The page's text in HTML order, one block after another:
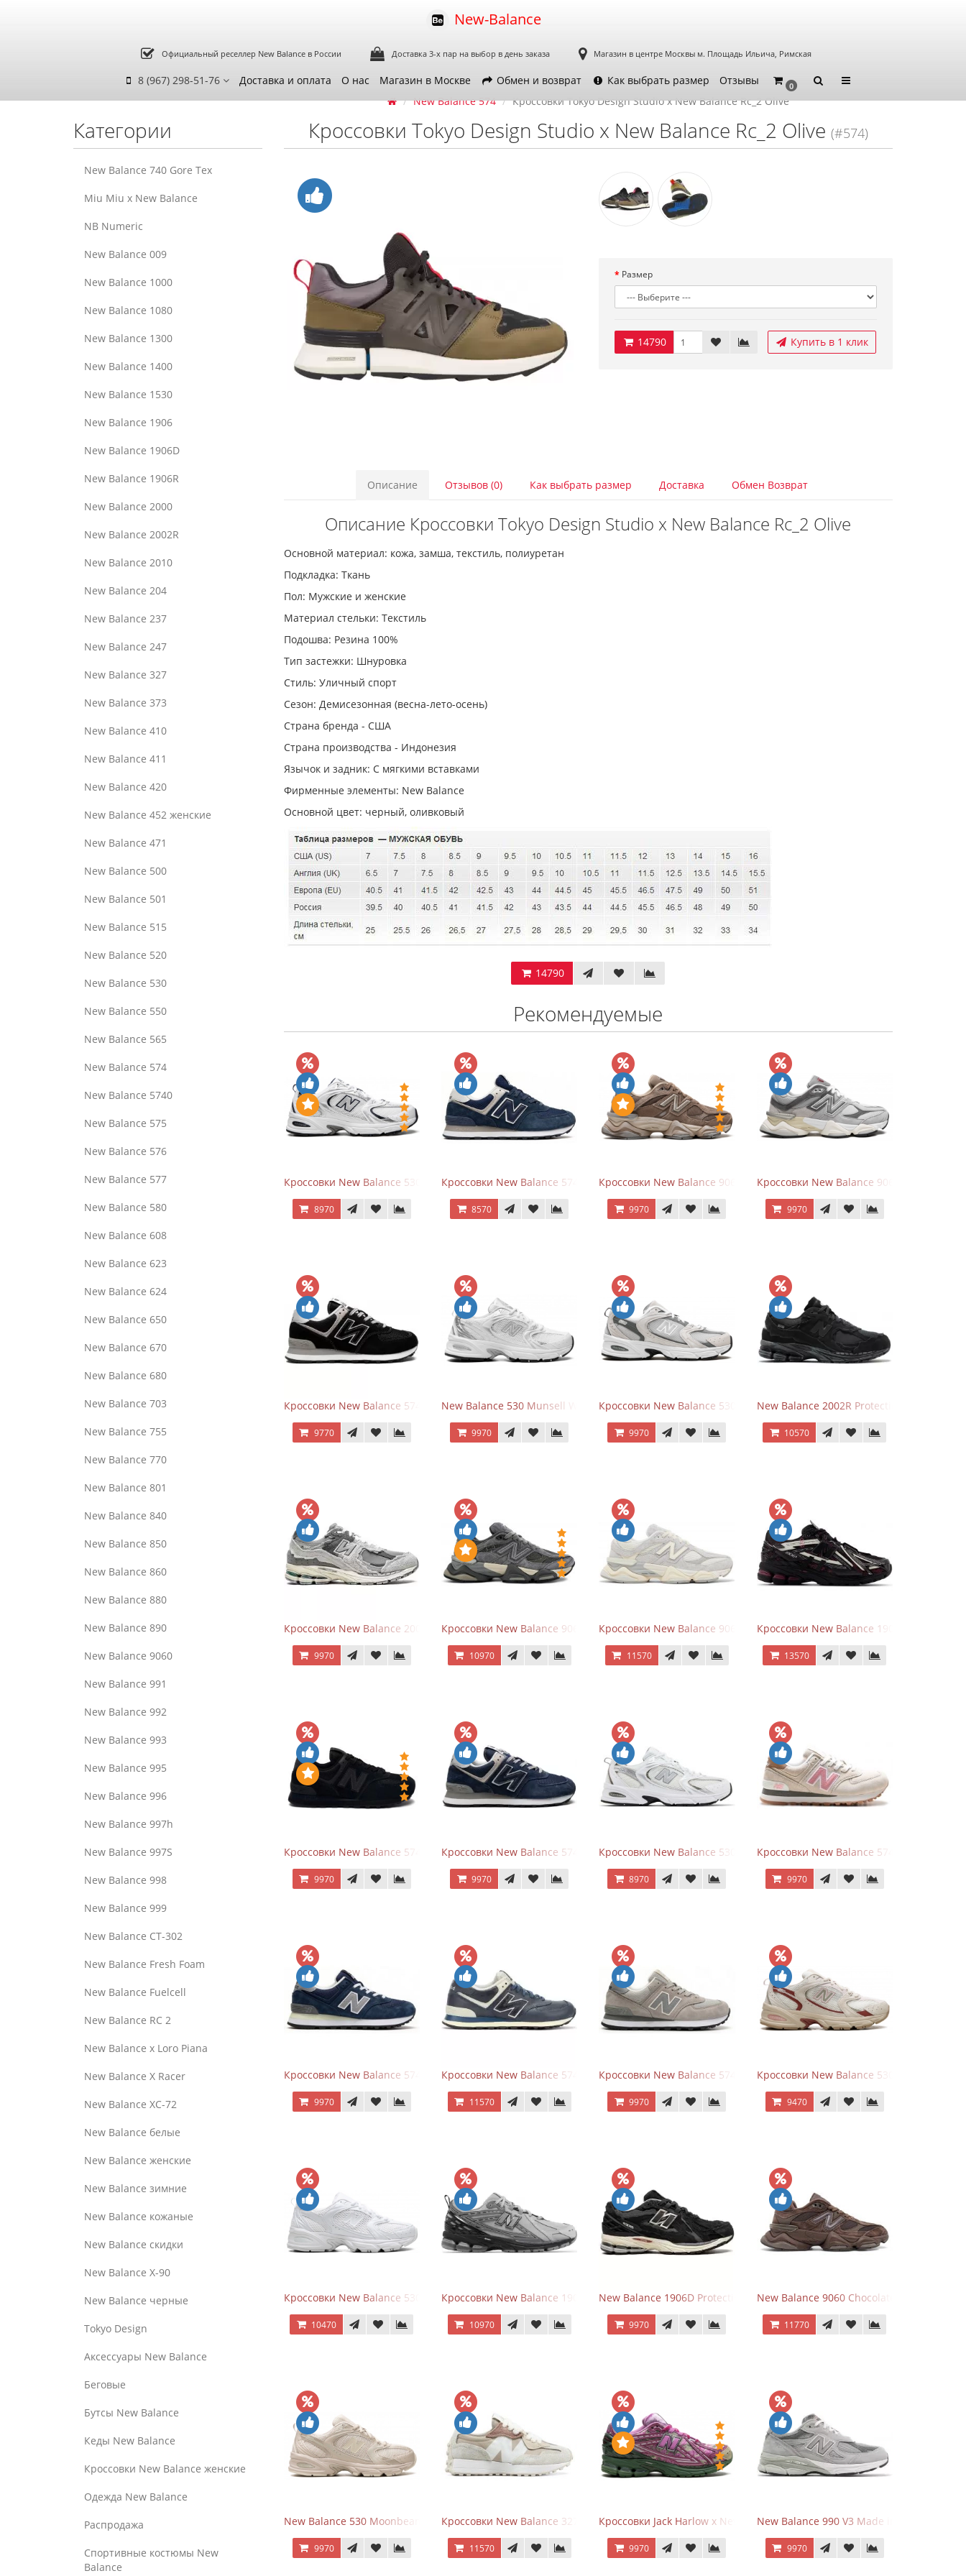
New-Balance
Официальный реселлер New Balance в России Доставка 3-х пар на выбор в день заказа Магазин в центре Москвы м. Площадь Ильича, Римская
8 (967) 298-51-76 Доставка и оплата О нас Магазин в Москве Обмен и возврат Как выбрать размер Отзывы 0
Категории
New Balance 740 Gore Tex
Miu Miu x New Balance
NB Numeric
New Balance 009
New Balance 1000
New Balance 1080
New Balance 1300
New Balance 1400
New Balance 1530
New Balance 1906
New Balance 1906D
New Balance 1906R
New Balance 2000
New Balance 2002R
New Balance 2010
New Balance 204
New Balance 237
New Balance 247
New Balance 327
New Balance 373
New Balance 410
New Balance 411
New Balance 420
New Balance 452 женские
New Balance 471
New Balance 500
New Balance 501
New Balance 515
New Balance 520
New Balance 530
New Balance 550
New Balance 565
New Balance 574
New Balance 5740
New Balance 575
New Balance 576
New Balance 577
New Balance 580
New Balance 608
New Balance 623
New Balance 624
New Balance 650
New Balance 670
New Balance 680
New Balance 703
New Balance 755
New Balance 770
New Balance 801
New Balance 840
New Balance 850
New Balance 860
New Balance 880
New Balance 890
New Balance 9060
New Balance 991
New Balance 992
New Balance 993
New Balance 995
New Balance 996
New Balance 997h
New Balance 997S
New Balance 998
New Balance 999
New Balance CT-302
New Balance Fresh Foam
New Balance Fuelcell
New Balance RC 2
New Balance x Loro Piana
New Balance X Racer
New Balance XC-72
New Balance белые
New Balance женские
New Balance зимние
New Balance кожаные
New Balance скидки
New Balance Х-90
New Balance черные
Tokyo Design
Аксессуары New Balance
Беговые
Бутсы New Balance
Кеды New Balance
Кроссовки New Balance женские
Одежда New Balance
Распродажа
Спортивные костюмы New
Balance
New Balance 574 Кроссовки Tokyo Design Studio x New Balance Rc_2 Olive
Кроссовки Tokyo Design Studio x New Balance Rc_2 Olive (#574)
Размер
14790 Купить в 1 клик
Описание Отзывов (0) Как выбрать размер Доставка Обмен Возврат
Описание Кроссовки Tokyo Design Studio x New Balance Rc_2 Olive
Основной материал: кожа, замша, текстиль, полиуретан
Подкладка: Ткань
Пол: Мужские и женские
Материал стельки: Текстиль
Подошва: Резина 100%
Тип застежки: Шнуровка
Стиль: Уличный спорт
Сезон: Демисезонная (весна-лето-осень)
Страна бренда - США
Страна производства - Индонезия
Язычок и задник: С мягкими вставками
Фирменные элементы: New Balance
Основной цвет: черный, оливковый
14790
Рекомендуемые
Кроссовки New Balance 530 White Silver Navy
8970
Кроссовки New Balance 574 Navy Blue White
8570
Кроссовки New Balance 9060 Mushroom
9970
Кроссовки New Balance 9060 Rain Cloud
9970
Кроссовки New Balance 574 Evergreen Black
9770
New Balance 530 Munsell White Silver
9970
Кроссовки New Balance 530 Grey Matter Harbor Grey
9970
New Balance 2002R Protection Phantom
10570
Кроссовки New Balance 2002R Protection Pack Grey
9970
Кроссовки New Balance 9060 x Joe Freshgoods Dark Grey
10970
Кроссовки New Balance 9060 Quartz Grey
11570
Кроссовки New Balance 1906A Dragon
13570
Кроссовки New Balance 574 All Black
9970
Кроссовки New Balance 574 Navy Blue Grey
9970
Кроссовки New Balance 530 White Silver Metallic
8970
Кроссовки New Balance 574 Power Beige
9970
Кроссовки New Balance 574 Classic Blue Grey
9970
Кроссовки New Balance 574 Classic Blue White Leather
11570
Кроссовки New Balance 574 Silver Summer Fog
9970
Кроссовки New Balance 530 Festival Pack
9470
Кроссовки New Balance 530 Total White Silver
10470
Кроссовки New Balance 1906R Brighton Grey
10970
New Balance 1906D Protection Pack Black черные
9970
New Balance 9060 Chocolate Brown
11770
New Balance 530 Moonbeam Sea Salt
9970
Кроссовки New Balance 327 Beige Pink
11570
Кроссовки Jack Harlow x New Balance 1906r Kentucky Derby
9970
New Balance 990 V3 Made in USA Grey
9970